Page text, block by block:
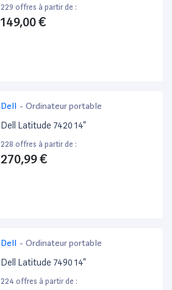
229 offres à partir de :
149,00 €
Dell - Ordinateur portable
Dell Latitude 7420 14”
228 offres à partir de :
270,99 €
Dell - Ordinateur portable
Dell Latitude 7490 14”
224 offres à partir de :